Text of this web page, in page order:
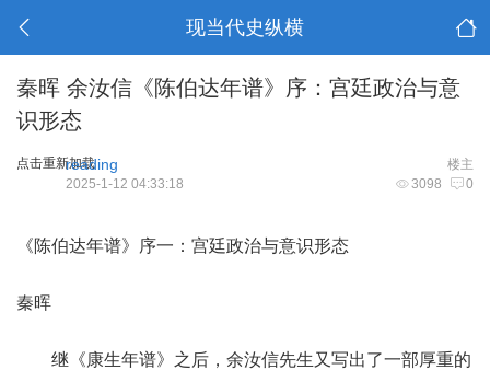
现当代史纵横
秦晖 余汝信《陈伯达年谱》序：宫廷政治与意
识形态
点击重新加载 楼主
reading
3098 0
2025-1-12 04:33:18
《陈伯达年谱》序一：宫廷政治与意识形态
秦晖
继《康生年谱》之后，余汝信先生又写出了一部厚重的